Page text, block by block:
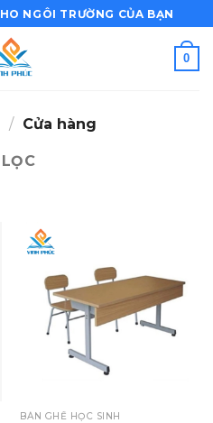
NGÔI TRƯỜNG CỦA BẠN
0
/ Cửa hàng
LỌC
BÀN GHẾ HỌC SINH